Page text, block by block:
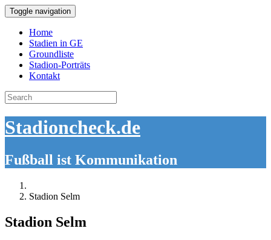
Toggle navigation
Home
Stadien in GE
Groundliste
Stadion-Porträts
Kontakt
Search
for:
Stadioncheck.de
Fußball ist Kommunikation
Stadion Selm
Stadion Selm